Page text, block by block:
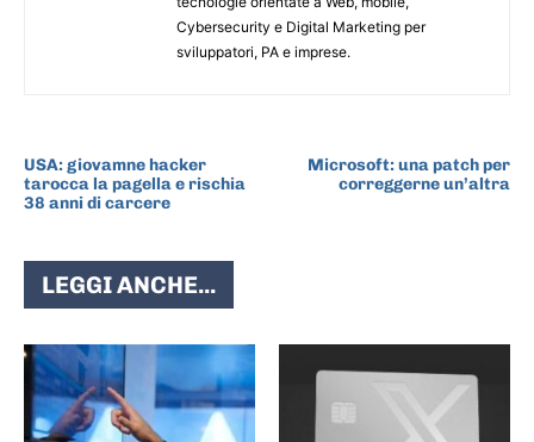
Cybersecurity e Digital Marketing per
sviluppatori, PA e imprese.
USA: giovamne hacker
tarocca la pagella e rischia
38 anni di carcere
Microsoft: una patch per
correggerne un’altra
LEGGI ANCHE...